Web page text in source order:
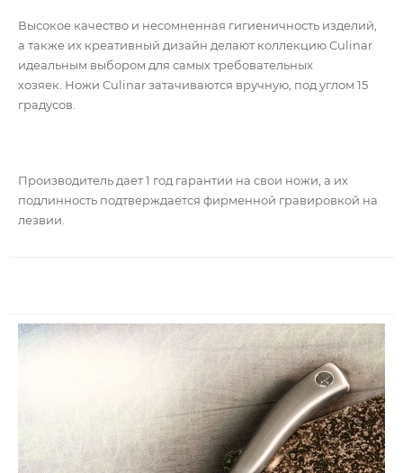
Высокое качество и несомненная гигиеничность изделий,
а также их креативный дизайн делают коллекцию Culinar
идеальным выбором для самых требовательных
хозяек. Ножи Culinar затачиваются вручную, под углом 15
градусов.
Производитель дает 1 год гарантии на свои ножи, а их
подлинность подтверждается фирменной гравировкой на
лезвии.